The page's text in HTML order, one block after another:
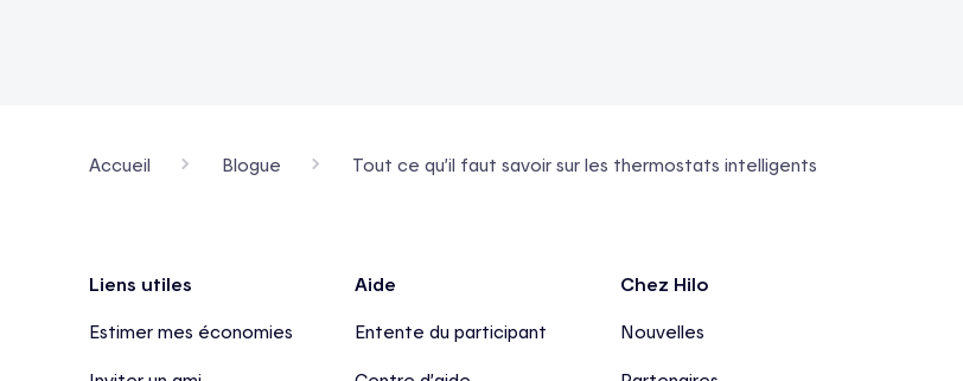
Accueil Blogue Tout ce qu’il faut savoir sur les thermostats intelligents
Pied de page
Liens utiles
Estimer mes économies
Aide
Entente du participant
Chez Hilo
Nouvelles